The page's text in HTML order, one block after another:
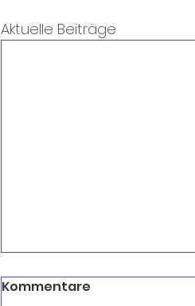
Aktuelle Beiträge
Kommentare